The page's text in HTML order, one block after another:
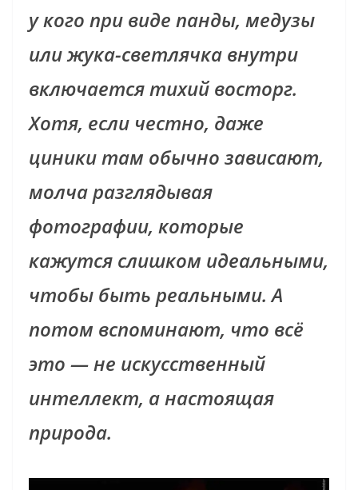
у кого при виде панды, медузы
или жука-светлячка внутри
включается тихий восторг.
Хотя, если честно, даже
циники там обычно зависают,
молча разглядывая
фотографии, которые
кажутся слишком идеальными,
чтобы быть реальными. А
потом вспоминают, что всё
это — не искусственный
интеллект, а настоящая
природа.